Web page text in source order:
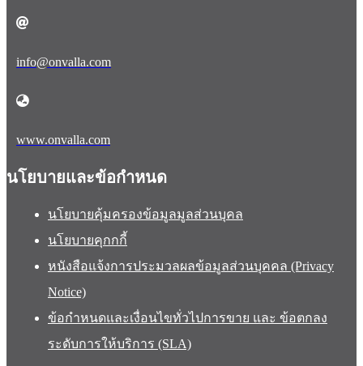
info@onvalla.com
www.onvalla.com
นโยบายและข้อกำหนด
นโยบายคุ้มครองข้อมูลมูลส่วนบุคล
นโยบายคุกกกี้
หนังสือแจ้งการประมวลผลข้อมูลส่วนบุคคล (Privacy
Notice)
ข้อกำหนดและเงื่อนไขทั่วไปการขาย และ ข้อตกลง
ระดับการให้บริการ (SLA)